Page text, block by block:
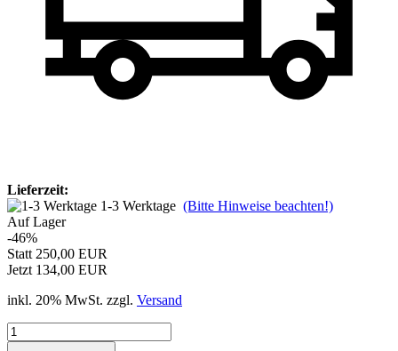
Lieferzeit:
1-3 Werktage (Bitte Hinweise beachten!)
Auf Lager
-46%
Statt 250,00 EUR
Jetzt 134,00 EUR
inkl. 20% MwSt. zzgl. Versand